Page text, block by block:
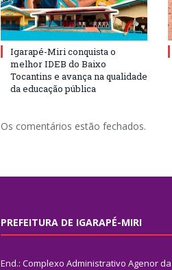
Igarapé-Miri conquista o
melhor IDEB do Baixo
Tocantins e avança na qualidade
da educação pública
Os comentários estão fechados.
PREFEITURA DE IGARAPÉ-MIRI
End.: Complexo Administrativo Agenor